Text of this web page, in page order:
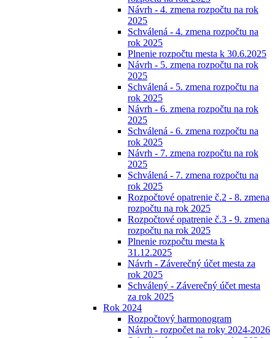
Návrh - 4. zmena rozpočtu na rok
2025
Schválená - 4. zmena rozpočtu na
rok 2025
Plnenie rozpočtu mesta k 30.6.2025
Návrh - 5. zmena rozpočtu na rok
2025
Schválená - 5. zmena rozpočtu na
rok 2025
Návrh - 6. zmena rozpočtu na rok
2025
Schválená - 6. zmena rozpočtu na
rok 2025
Návrh - 7. zmena rozpočtu na rok
2025
Schválená - 7. zmena rozpočtu na
rok 2025
Rozpočtové opatrenie č.2 - 8. zmena
rozpočtu na rok 2025
Rozpočtové opatrenie č.3 - 9. zmena
rozpočtu na rok 2025
Plnenie rozpočtu mesta k
31.12.2025
Návrh - Záverečný účet mesta za
rok 2025
Schválený - Záverečný účet mesta
za rok 2025
Rok 2024
Rozpočtový harmonogram
Návrh - rozpočet na roky 2024-2026